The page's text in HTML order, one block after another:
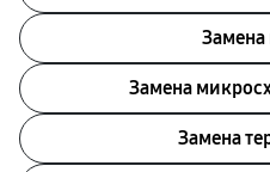
Замена
Замена
Замена